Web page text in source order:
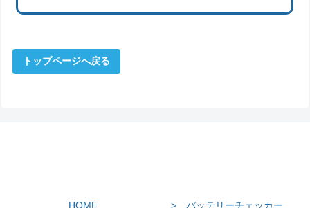
トップページへ戻る
HOME > バッテリーチェッカー